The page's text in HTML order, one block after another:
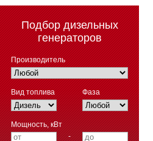
Подбор дизельных
генераторов
Производитель
Вид топлива Фаза
Мощность, кВт
-